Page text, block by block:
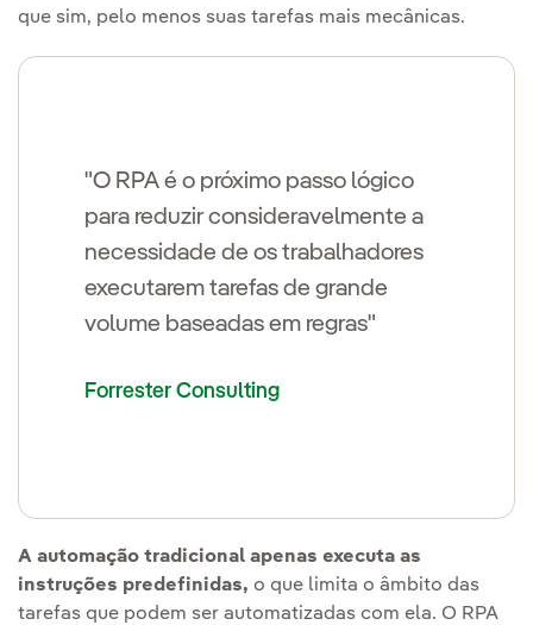
que sim, pelo menos suas tarefas mais mecânicas.
"O RPA é o próximo passo lógico
para reduzir consideravelmente a
necessidade de os trabalhadores
executarem tarefas de grande
volume baseadas em regras"
Forrester Consulting
A automação tradicional apenas executa as
instruções predefinidas, o que limita o âmbito das
tarefas que podem ser automatizadas com ela. O RPA